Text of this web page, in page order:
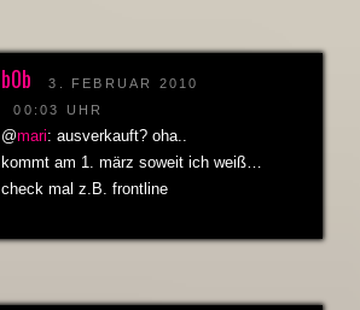
b0b
3. FEBRUAR 2010
00:03 UHR
@mari: ausverkauft? oha..
kommt am 1. märz soweit ich weiß…
check mal z.B. frontline